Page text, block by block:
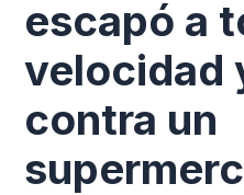
escapó a
velocidad
contra un